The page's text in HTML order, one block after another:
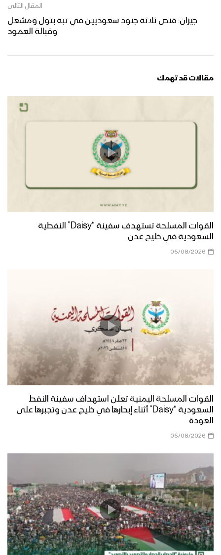
المقال التالي
جيزان: قنص ثلاثة جنود سعوديين في تبة بتول ومشعل
وقبالة العمود
مقالات قد تهمك
القوات المسلحة تستهدف سفينة “Daisy” النفطية
السعودية في خليج عدن
05/08/2026
القوات المسلحة اليمنية تعلن استهداف سفينة النفط
السعودية “Daisy” أثناء إبحارها في خليج عدن وتجبرها على
العودة
05/08/2026